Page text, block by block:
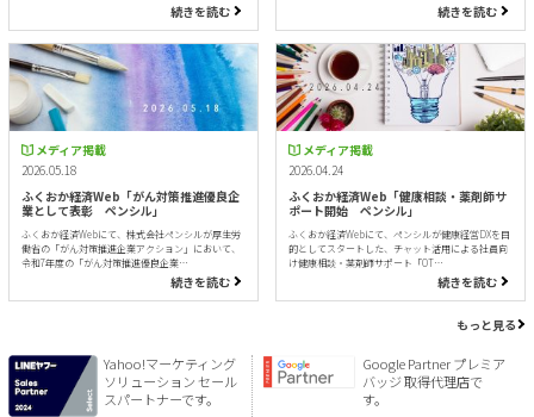
続きを読む 続きを読む
メディア掲載
2026.05.18
ふくおか経済Web「がん対策推進優良企
業として表彰 ペンシル」
ふくおか経済Webにて、株式会社ペンシルが厚生労
働省の「がん対策推進企業アクション」において、
令和7年度の「がん対策推進優良企業…
続きを読む
メディア掲載
2026.04.24
ふくおか経済Web「健康相談・薬剤師サ
ポート開始 ペンシル」
ふくおか経済Webにて、ペンシルが健康経営DXを目
的としてスタートした、チャット活用による社員向
け健康相談・薬剤師サポート「OT…
続きを読む
もっと見る
Yahoo!マーケティング
ソリューション セール
スパートナーです。
Google Partner プレミア
バッジ 取得代理店で
す。